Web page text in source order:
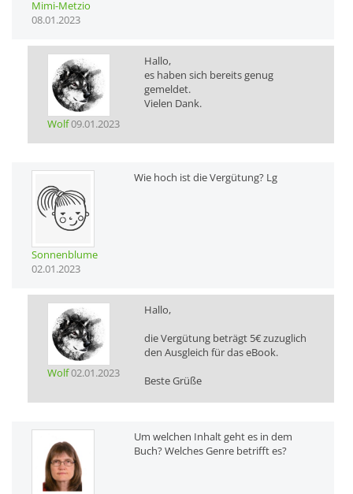
Mimi-Metzio
08.01.2023
Wolf09.01.2023
Hallo,
es haben sich bereits genug
gemeldet.
Vielen Dank.
Sonnenblume
02.01.2023
Wie hoch ist die Vergütung? Lg
Wolf02.01.2023
Hallo,
die Vergütung beträgt 5€ zuzuglich
den Ausgleich für das eBook.
Beste Grüße
Um welchen Inhalt geht es in dem
Buch? Welches Genre betrifft es?